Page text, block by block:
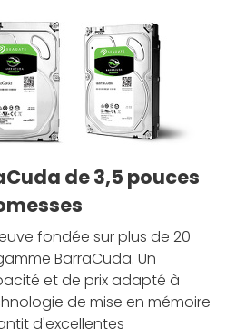
de 3,5 pouces
fondée sur plus de 20
BarraCuda. Un
et de prix adapté à
de mise en mémoire
d'excellentes